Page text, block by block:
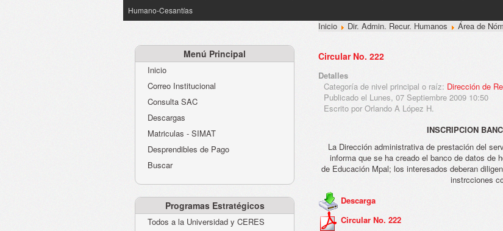
Humano-Cesantías
Menú Principal
Inicio
Correo Institucional
Consulta SAC
Descargas
Matriculas - SIMAT
Desprendibles de Pago
Buscar
Programas Estratégicos
Todos a la Universidad y CERES
Inicio Dir. Admin. Recur. Humanos Área de
Circular No. 222
Detalles
Categoría de nivel principal o raíz: Dirección de
Publicado el Lunes, 07 Septiembre 2009 10:50
Escrito por Orlando A López H.
INSCRIPCION
La Dirección administrativa de prestación del
informa que se ha creado el banco de datos de
de Educación Mpal; los interesados deberan
instrcciones
Descarga
Circular No. 222